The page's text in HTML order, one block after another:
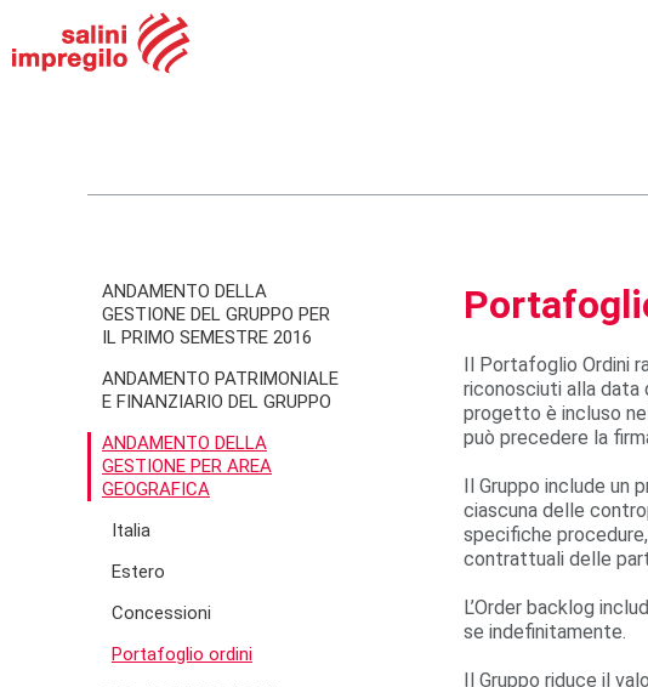
Il Portafoglio Ordini
riconosciuti alla data
progetto è incluso
può precedere la
Il Gruppo include un
ciascuna delle
specifiche
contrattuali delle
L’Order backlog
se indefinitamente.
Il Gruppo riduce il
ANDAMENTO DELLA
GESTIONE DEL GRUPPO PER
IL PRIMO SEMESTRE 2016
ANDAMENTO PATRIMONIALE
E FINANZIARIO DEL GRUPPO
ANDAMENTO DELLA
GESTIONE PER AREA
GEOGRAFICA
Italia
Estero
Concessioni
Portafoglio ordini